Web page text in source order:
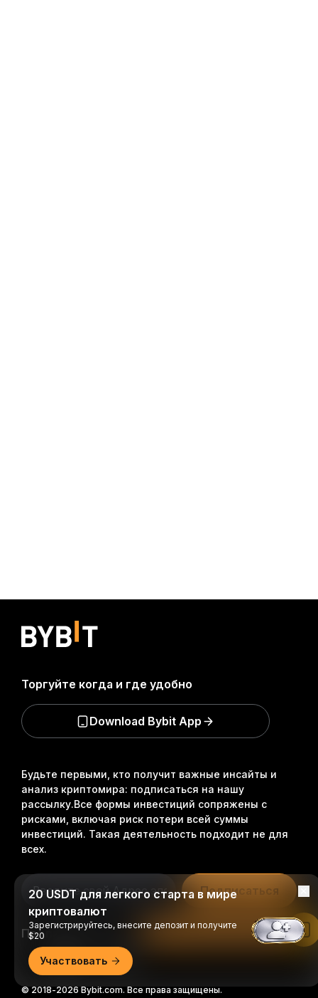
Будьте первыми, кто получит важные инсайты и
анализ криптомира: подписаться на нашу
рассылку.Все формы инвестиций сопряжены с
рисками, включая риск потери всей суммы
инвестиций. Такая деятельность подходит не для
всех.
Подписаться
Подписывайтесь на нас
© 2018-2026 Bybit.com. Все права защищены.
Торгуйте когда и где удобно
Download Bybit App
20 USDT для легкого старта в мире
криптовалют
Зарегистрируйтесь, внесите депозит и получите
$20
Участвовать
Читать в приложении Bybit